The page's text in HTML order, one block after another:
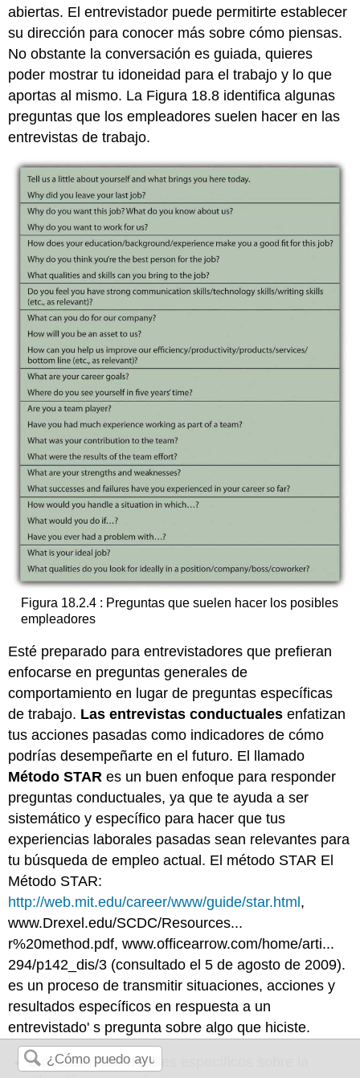
abiertas. El entrevistador puede permitirte establecer
su dirección para conocer más sobre cómo piensas.
No obstante la conversación es guiada, quieres
poder mostrar tu idoneidad para el trabajo y lo que
aportas al mismo. La Figura 18.8 identifica algunas
preguntas que los empleadores suelen hacer en las
entrevistas de trabajo.
Figura 18.2.4 : Preguntas que suelen hacer los posibles
empleadores
Esté preparado para entrevistadores que prefieran
enfocarse en preguntas generales de
comportamiento en lugar de preguntas específicas
de trabajo. Las entrevistas conductuales enfatizan
tus acciones pasadas como indicadores de cómo
podrías desempeñarte en el futuro. El llamado
Método STAR es un buen enfoque para responder
preguntas conductuales, ya que te ayuda a ser
sistemático y específico para hacer que tus
experiencias laborales pasadas sean relevantes para
tu búsqueda de empleo actual. El método STAR El
Método STAR:
http://web.mit.edu/career/www/guide/star.html ,
www.Drexel.edu/SCDC/Resources...
r%20method.pdf, www.officearrow.com/home/arti...
294/p142_dis/3 (consultado el 5 de agosto de 2009).
es un proceso de transmitir situaciones, acciones y
resultados específicos en respuesta a un
entrevistado' s pregunta sobre algo que hiciste.
Situación: Dar detalles específicos sobre la